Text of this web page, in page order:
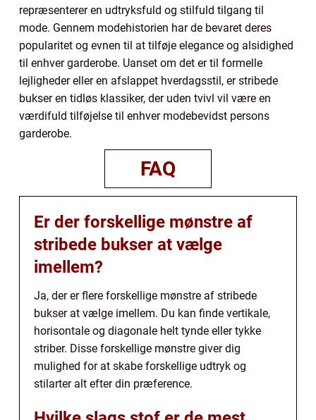
repræsenterer en udtryksfuld og stilfuld tilgang til
mode. Gennem modehistorien har de bevaret deres
popularitet og evnen til at tilføje elegance og alsidighed
til enhver garderobe. Uanset om det er til formelle
lejligheder eller en afslappet hverdagsstil, er stribede
bukser en tidløs klassiker, der uden tvivl vil være en
værdifuld tilføjelse til enhver modebevidst persons
garderobe.
FAQ
Er der forskellige mønstre af
stribede bukser at vælge
imellem?
Ja, der er flere forskellige mønstre af stribede
bukser at vælge imellem. Du kan finde vertikale,
horisontale og diagonale helt tynde eller tykke
striber. Disse forskellige mønstre giver dig
mulighed for at skabe forskellige udtryk og
stilarter alt efter din præference.